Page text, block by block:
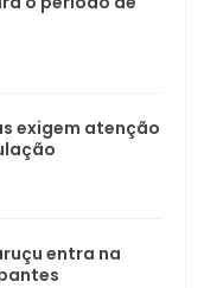
exigem atenção
entra na